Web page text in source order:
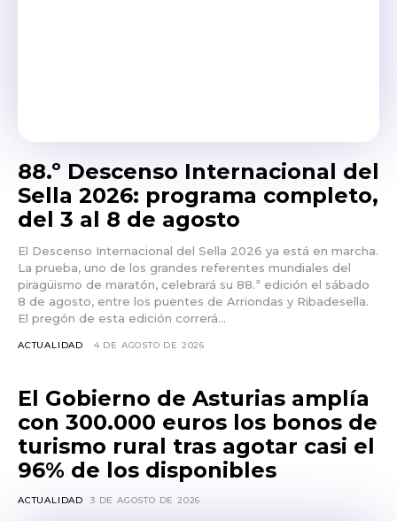
88.º Descenso Internacional del
Sella 2026: programa completo,
del 3 al 8 de agosto
El Descenso Internacional del Sella 2026 ya está en marcha.
La prueba, uno de los grandes referentes mundiales del
piragüismo de maratón, celebrará su 88.ª edición el sábado
8 de agosto, entre los puentes de Arriondas y Ribadesella.
El pregón de esta edición correrá...
ACTUALIDAD 4 DE AGOSTO DE 2026
El Gobierno de Asturias amplía
con 300.000 euros los bonos de
turismo rural tras agotar casi el
96% de los disponibles
ACTUALIDAD 3 DE AGOSTO DE 2026